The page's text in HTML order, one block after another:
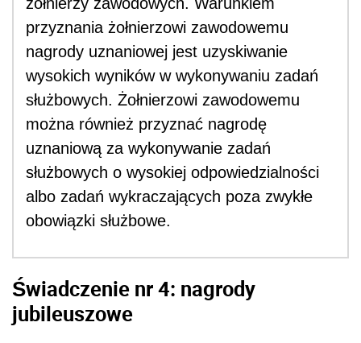
przyznania żołnierzowi zawodowemu
nagrody uznaniowej jest uzyskiwanie
wysokich wyników w wykonywaniu zadań
służbowych. Żołnierzowi zawodowemu
można również przyznać nagrodę
uznaniową za wykonywanie zadań
służbowych o wysokiej odpowiedzialności
albo zadań wykraczających poza zwykłe
obowiązki służbowe.
Świadczenie nr 4: nagrody
jubileuszowe